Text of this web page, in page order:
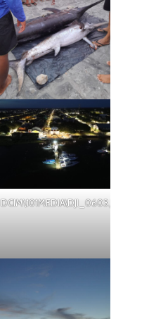
DCIM\101MEDIA\DJI_0603.JPG